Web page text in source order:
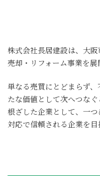
株式会社長居建設は、大
売却・リフォーム事業を展
単なる売買にとどまらず
たな価値として次へつな
根ざした企業として、一
対応で信頼される企業を目